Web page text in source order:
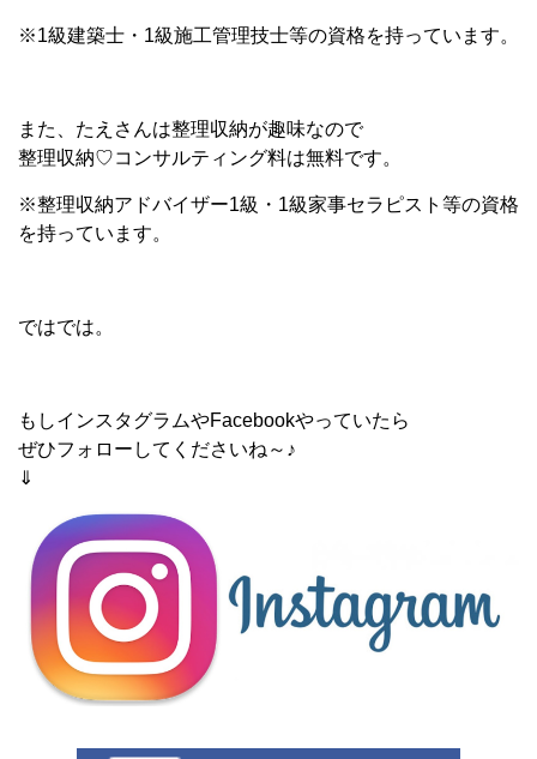
※1級建築士・1級施工管理技士等の資格を持っています。
また、たえさんは整理収納が趣味なので
整理収納♡コンサルティング料は無料です。
※整理収納アドバイザー1級・1級家事セラピスト等の資格
を持っています。
ではでは。
もしインスタグラムやFacebookやっていたら
ぜひフォローしてくださいね～♪
⇓